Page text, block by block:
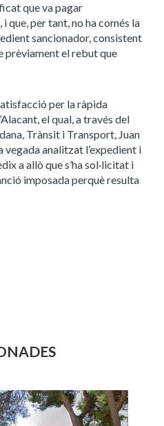
que va pagar
que, per tant, no ha comés la
sancionador, consistent
prèviament el rebut que
per la ràpida
el qual, a través del
Trànsit i Transport, Juan
vegada analitzat l’expedient i
a allò que s’ha sol·licitat i
imposada perquè resulta